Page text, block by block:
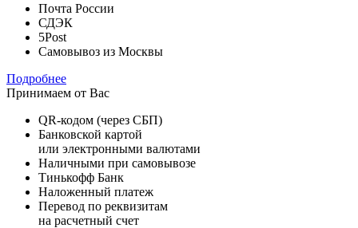
Почта России
СДЭК
5Post
Самовывоз из Москвы
Подробнее
Принимаем от Вас
QR-кодом (через СБП)
Банковской картой
или электронными валютами
Наличными при самовывозе
Тинькофф Банк
Наложенный платеж
Перевод по реквизитам
на расчетный счет